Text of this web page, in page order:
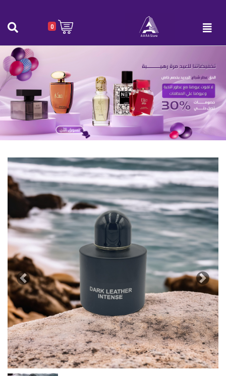
0
عطر Dark Leather Intense VOUEX للجنسين 100 مل
الرئيسية
Next